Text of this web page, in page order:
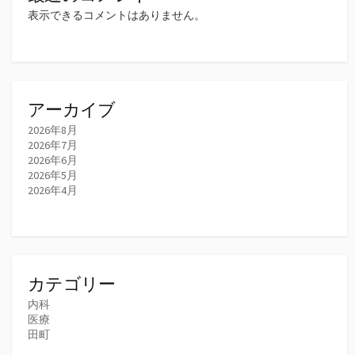
表示できるコメントはありません。
アーカイブ
2026年8月
2026年7月
2026年6月
2026年5月
2026年4月
カテゴリー
内科
医療
田町